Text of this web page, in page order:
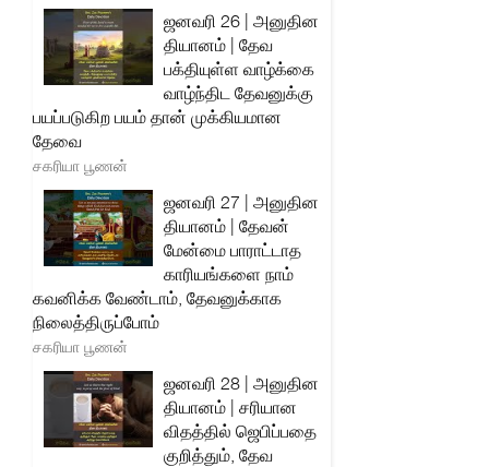
ஜனவரி 26 | அனுதின
தியானம் | தேவ
பக்தியுள்ள வாழ்க்கை
வாழ்ந்திட தேவனுக்கு
பயப்படுகிற பயம் தான் முக்கியமான
தேவை
சகரியா பூணன்
ஜனவரி 27 | அனுதின
தியானம் | தேவன்
மேன்மை பாராட்டாத
காரியங்களை நாம்
கவனிக்க வேண்டாம், தேவனுக்காக
நிலைத்திருப்போம்
சகரியா பூணன்
ஜனவரி 28 | அனுதின
தியானம் | சரியான
விதத்தில் ஜெபிப்பதை
குறித்தும், தேவ